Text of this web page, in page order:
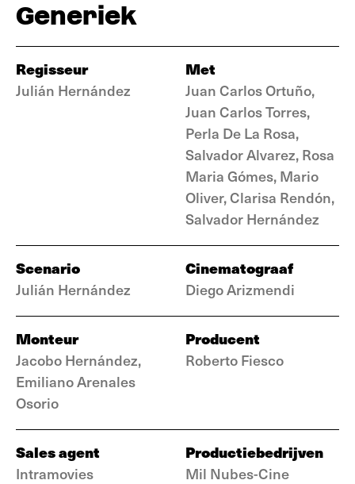
Generiek
Regisseur
Julián Hernández
Met
Juan Carlos Ortuño,
Juan Carlos Torres,
Perla De La Rosa,
Salvador Alvarez, Rosa
Maria Gómes, Mario
Oliver, Clarisa Rendón,
Salvador Hernández
Scenario
Julián Hernández
Cinematograaf
Diego Arizmendi
Monteur
Jacobo Hernández,
Emiliano Arenales
Osorio
Producent
Roberto Fiesco
Sales agent
Intramovies
Productiebedrijven
Mil Nubes-Cine